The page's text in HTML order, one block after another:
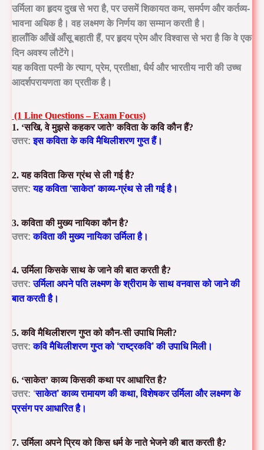
उर्मिला का हृदय दुख से भरा है, पर उसमें शिकायत कम, समर्पण और कर्तव्य-
भावना अधिकहै। वह लक्ष्मण के निर्णय का सम्मान करती है।
हालाँकि आँखें आँसू बहाती हैं, पर हृदय प्रेम और विश्वास से भरा है कि वे एक
दिन अवश्य लौटेंगे।
यह कविता पत्नी केत्याग, प्रेम, प्रतीक्षा, धैर्यऔरभारतीय नारी की उच्च
आदर्शपरायणताका प्रतीक है।
(1 Line Questions – Exam Focus)
1. ‘सखि, वे मुझसे कहकर जाते’ कविता के कवि कौन हैं?
उत्तर: इस कविता के कविमैथिलीशरण गुप्तहैं।
2. यह कविता किस ग्रंथ से ली गई है?
उत्तर: यह कविता ‘साकेत’काव्य-ग्रंथ से ली गई है।
3. कविता की मुख्य नायिका कौन है?
उत्तर: कविता की मुख्य नायिकाउर्मिलाहै।
4. उर्मिला किसके साथ के जाने की बात करती है?
उत्तर: उर्मिला अपने पतिलक्ष्मणके श्रीराम के साथ वनवास को जाने की
बात करती है।
5. कवि मैथिलीशरण गुप्त को कौन-सी उपाधि मिली?
उत्तर: कवि मैथिलीशरण गुप्त को ‘राष्ट्रकवि’की उपाधि मिली।
6. ‘साकेत’ काव्य किसकी कथा पर आधारित है?
उत्तर: ‘साकेत’ काव्यरामायण की कथा, विशेषकरउर्मिला और लक्ष्मणके
प्रसंग पर आधारित है।
7. उर्मिला अपने प्रिय को किस धर्म के नाते भेजने की बात करती है?